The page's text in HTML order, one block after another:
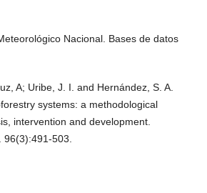
Nacional. Bases de datos
A; Uribe, J. I. and Hernández, S. A.
systems: a methodological
intervention and development.
96(3):491-503.